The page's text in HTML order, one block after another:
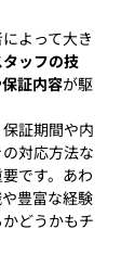
よって大き
ッフの技
証内容が駆
証期間や内
対応方法な
です。あわ
豊富な経験
どうかもチ